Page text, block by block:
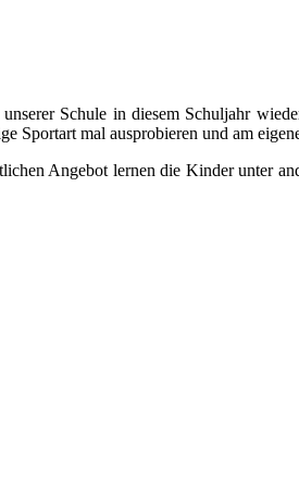
Schule in diesem Schuljahr
Sportart mal ausprobieren und am
Angebot lernen die Kinder unter